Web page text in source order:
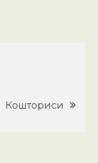
Кошториси